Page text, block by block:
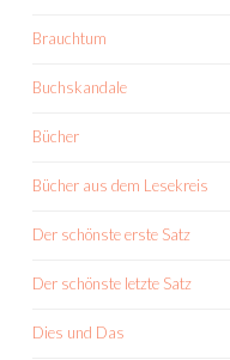
Brauchtum
Buchskandale
Bücher
Bücher aus dem Lesekreis
Der schönste erste Satz
Der schönste letzte Satz
Dies und Das